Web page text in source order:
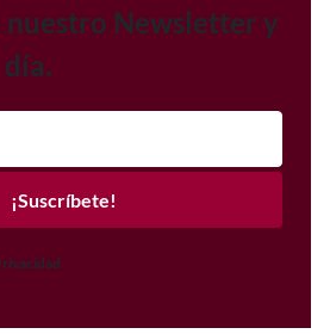
nuestro Newsletter y
¡Suscríbete!